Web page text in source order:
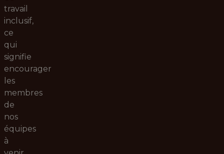
travail
inclusif,
ce
qui
signifie
encourager
les
membres
de
nos
équipes
à